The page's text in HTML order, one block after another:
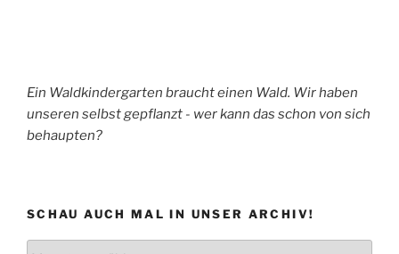
Ein Waldkindergarten braucht einen Wald. Wir haben
unseren selbst gepflanzt - wer kann das schon von sich
behaupten?
SCHAU AUCH MAL IN UNSER ARCHIV!